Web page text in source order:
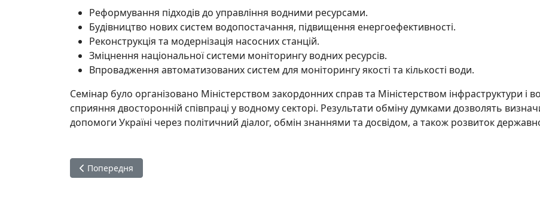
Реформування підходів до управління водними ресурсами.
Будівництво нових систем водопостачання, підвищення енергоефективності.
Реконструкція та модернізація насосних станцій.
Зміцнення національної системи моніторингу водних ресурсів.
Впровадження автоматизованих систем для моніторингу якості та кількості води.
Семінар було організовано Міністерством закордонних справ та Міністерством інфраструктури і
сприяння двосторонній співпраці у водному секторі. Результати обміну думками дозволять
допомоги Україні через політичний діалог, обмін знаннями та досвідом, а також розвиток
Попередня стаття: Виїзне засідання Комітету ВРУ: шахтні води, питне водопостачання та наслідки руйнування
Попередня